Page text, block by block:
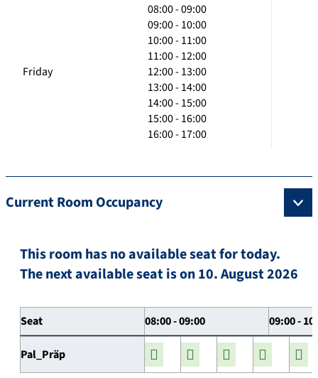
Friday
08:00 - 09:00
09:00 - 10:00
10:00 - 11:00
11:00 - 12:00
12:00 - 13:00
13:00 - 14:00
14:00 - 15:00
15:00 - 16:00
16:00 - 17:00
Current Room Occupancy
This room has no available seat for today.
The next available seat is on 10. August 2026
Seat 08:00 - 09:00 09:00 -
Pal_Präp